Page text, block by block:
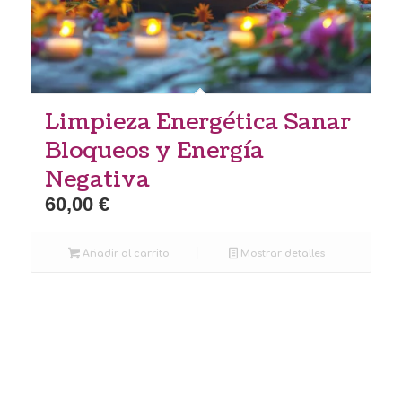
Limpieza Energética Sanar
Bloqueos y Energía
Negativa
60,00 €
Añadir al carrito Mostrar detalles